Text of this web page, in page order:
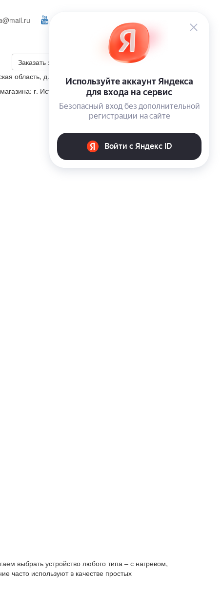
Ваш город:
+7 (495) 223-46-26
Заказать звонок
Калькулятор скидки
область, д. Корсаково, ул. Изумрудная, участок 5
г. Истра, п. Пионерский, ул. Школьная, д. 4
выбрать устройство любого типа – с нагревом,
часто используют в качестве простых